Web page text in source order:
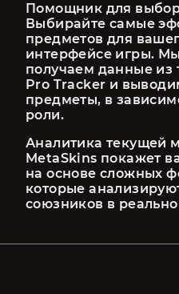
Помощник для
Выбирайте самые
предметов для
интерфейсе игры.
получаем данные из
Pro Tracker и
предметы, в
роли.
Аналитика текущей
MetaSkins покажет
на основе сложных
которые
союзников в